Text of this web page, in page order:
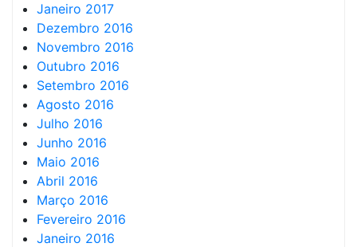
Janeiro 2017
Dezembro 2016
Novembro 2016
Outubro 2016
Setembro 2016
Agosto 2016
Julho 2016
Junho 2016
Maio 2016
Abril 2016
Março 2016
Fevereiro 2016
Janeiro 2016